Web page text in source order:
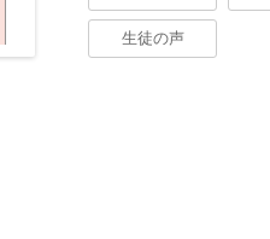
生徒の声